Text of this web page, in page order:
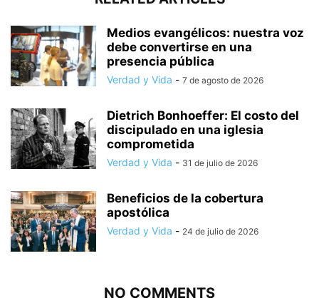
Medios evangélicos: nuestra voz
debe convertirse en una
presencia pública
Verdad y Vida - 7 de agosto de 2026
Dietrich Bonhoeffer: El costo del
discipulado en una iglesia
comprometida
Verdad y Vida - 31 de julio de 2026
Beneficios de la cobertura
apostólica
Verdad y Vida - 24 de julio de 2026
NO COMMENTS